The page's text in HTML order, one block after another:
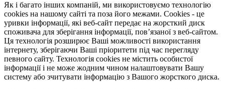
Як і багато інших компаній, ми використовуємо технологію
cookies на нашому сайті та поза його межами. Cookies - це
уривки інформації, які веб-сайт передає на жорсткий диск
споживача для зберігання інформації, пов’язаної з веб-сайтом.
Ця технологія розширює Ваші можливості використання
інтернету, зберігаючи Ваші пріоритети під час перегляду
певного сайту. Технологія cookies не містить особистої
інформації і не може жодним чином налаштовувати Вашу
систему або зчитувати інформацію з Вашого жорсткого диска.